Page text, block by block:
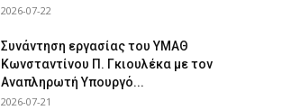
2026-07-22
Συνάντηση εργασίας του ΥΜΑΘ
Κωνσταντίνου Π. Γκιουλέκα με τον
Αναπληρωτή Υπουργό...
2026-07-21